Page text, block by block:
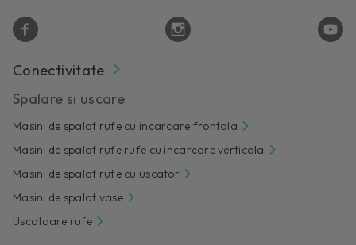
Conectivitate
Spalare si uscare
Masini de spalat rufe cu incarcare frontala
Masini de spalat rufe rufe cu incarcare verticala
Masini de spalat rufe cu uscator
Masini de spalat vase
Uscatoare rufe